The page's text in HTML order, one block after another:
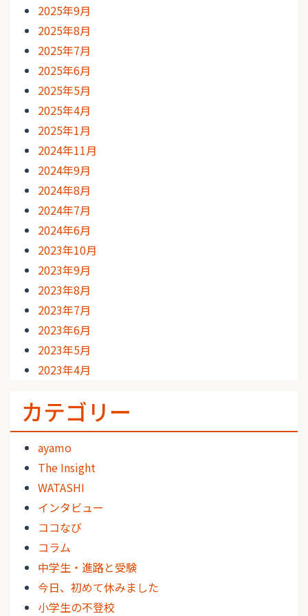
2025年9月
2025年8月
2025年7月
2025年6月
2025年5月
2025年4月
2025年1月
2024年11月
2024年9月
2024年8月
2024年7月
2024年6月
2023年10月
2023年9月
2023年8月
2023年7月
2023年6月
2023年5月
2023年4月
カテゴリー
ayamo
The Insight
WATASHI
インタビュー
ココなび
コラム
中学生・進路と受験
今日、初めて休みました
小学生の不登校